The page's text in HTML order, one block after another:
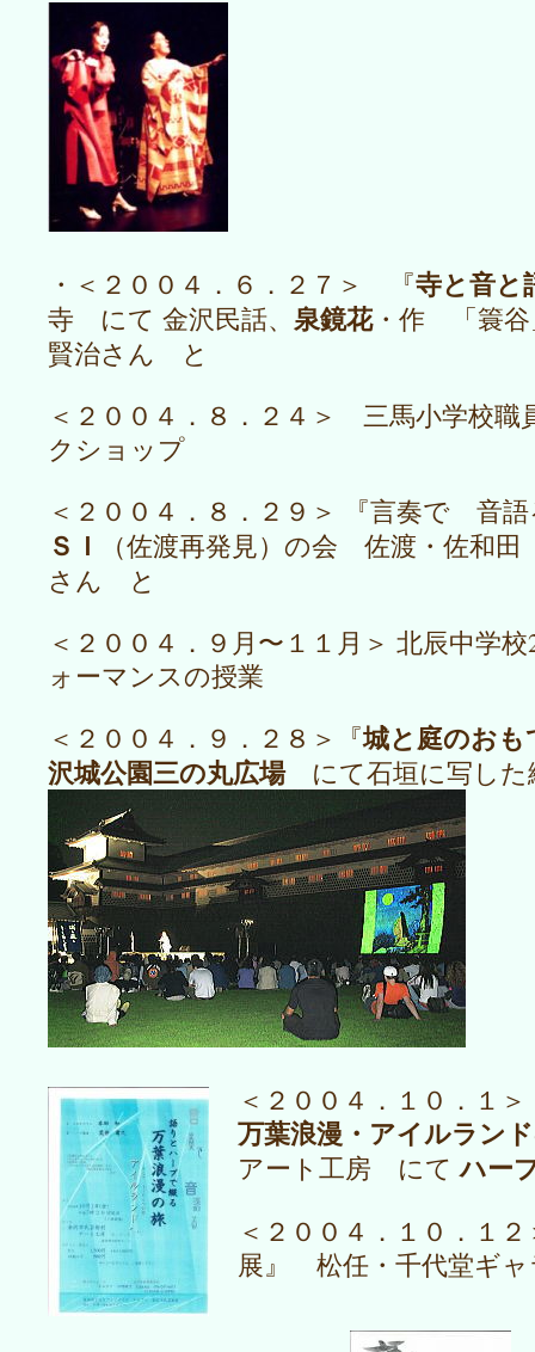
・＜２００４．６．２７＞ 『寺と音と
寺 にて 金沢民話、 泉鏡花・作 「簑谷
賢治さん と
＜２００４．８．２４＞ 三馬小学校
クショップ
＜２００４．８．２９＞ 『言奏で 音
ＳＩ
（佐渡再発見）の会 佐渡・佐和
さん と
＜２００４．９月〜１１月＞ 北辰中学
ォーマンスの授業
＜２００４．９．２８＞『城と庭のおも
沢城公園三の丸広場にて石垣に写した
＜２００４．１０．
万葉浪漫・アイルランド
アート工房 にてハー
＜２００４．１０．１
展』 松任・千代堂ギ